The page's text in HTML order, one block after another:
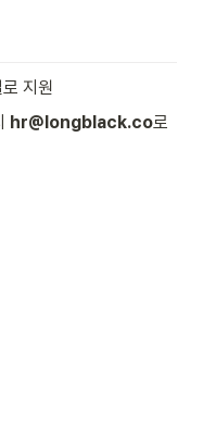
지원
hr@longblack.co로